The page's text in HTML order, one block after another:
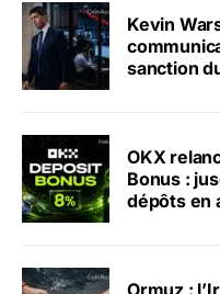
Kevin
sanction
OKX
Bonus :
dépôts en
Ormuz :